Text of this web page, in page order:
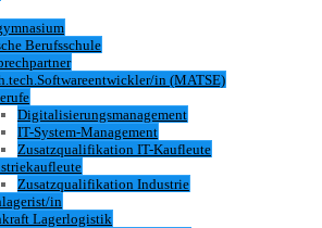
Berufsschule
in (MATSE)
Digitalisierungsmanagement
IT-System-Management
Zusatzqualifikation IT-Kaufleute
Zusatzqualifikation Industrie
in
Lagerlogistik